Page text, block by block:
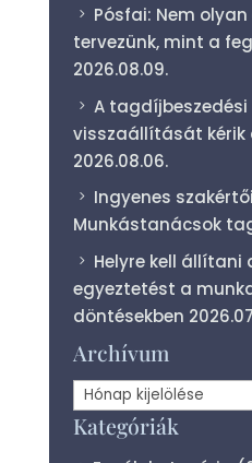
Pósfai: Nem
tervezünk, mint a
2026.08.09.
A tagdíjbeszedési
visszaállítását kérik
2026.08.06.
Ingyenes
Munkástanácsok
Helyre kell állítani
egyeztetést a
döntésekben
Archívum
Archívum
Kategóriák